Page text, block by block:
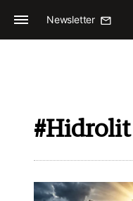
Newsletter
#Hidrolit